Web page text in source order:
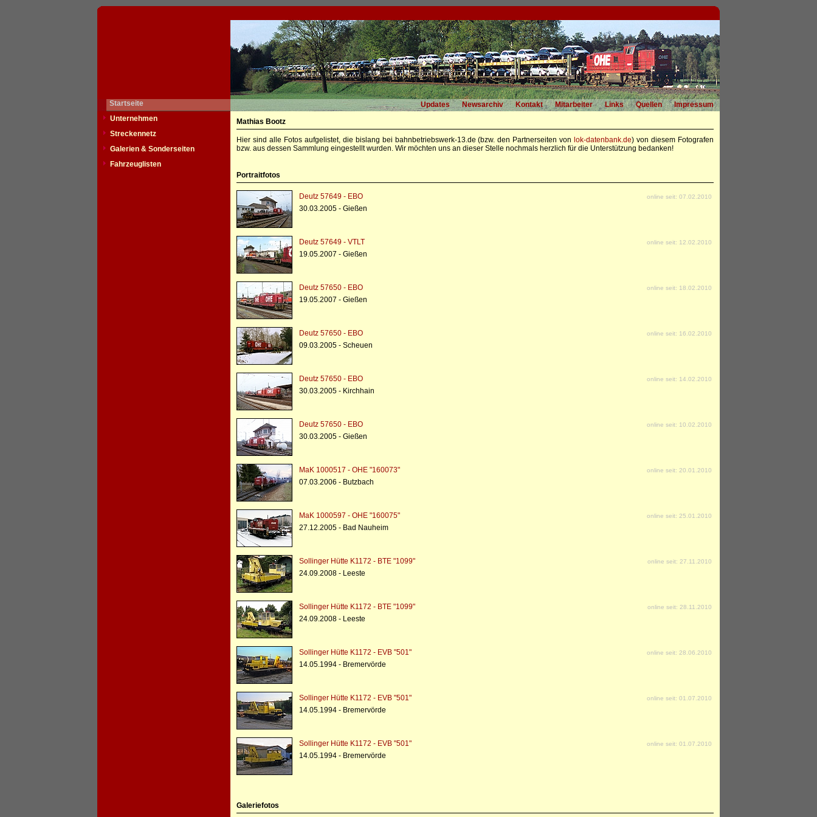
Startseite Updates Newsarchiv Kontakt Mitarbeiter Links Quellen
Impressum
Unternehmen
Streckennetz
Galerien & Sonderseiten
Fahrzeuglisten
Mathias Bootz
Hier sind alle Fotos aufgelistet, die bislang bei bahnbetriebswerk-13.de (bzw. den Partnerseiten von lok-datenbank.de) von diesem Fotografen
bzw. aus dessen Sammlung eingestellt wurden. Wir möchten uns an dieser Stelle nochmals herzlich für die Unterstützung bedanken!
Portraitfotos
Deutz 57649 - EBO online seit: 07.02.2010
30.03.2005 - Gießen
Deutz 57649 - VTLT online seit: 12.02.2010
19.05.2007 - Gießen
Deutz 57650 - EBO online seit: 18.02.2010
19.05.2007 - Gießen
Deutz 57650 - EBO online seit: 16.02.2010
09.03.2005 - Scheuen
Deutz 57650 - EBO online seit: 14.02.2010
30.03.2005 - Kirchhain
Deutz 57650 - EBO online seit: 10.02.2010
30.03.2005 - Gießen
MaK 1000517 - OHE "160073" online seit: 20.01.2010
07.03.2006 - Butzbach
MaK 1000597 - OHE "160075" online seit: 25.01.2010
27.12.2005 - Bad Nauheim
Sollinger Hütte K1172 - BTE "1099" online seit: 27.11.2010
24.09.2008 - Leeste
Sollinger Hütte K1172 - BTE "1099" online seit: 28.11.2010
24.09.2008 - Leeste
Sollinger Hütte K1172 - EVB "501" online seit: 28.06.2010
14.05.1994 - Bremervörde
Sollinger Hütte K1172 - EVB "501" online seit: 01.07.2010
14.05.1994 - Bremervörde
Sollinger Hütte K1172 - EVB "501" online seit: 01.07.2010
14.05.1994 - Bremervörde
Galeriefotos